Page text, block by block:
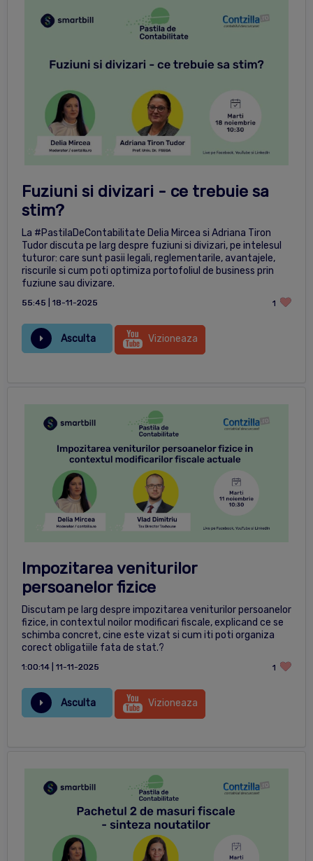
Fuziuni si divizari - ce trebuie sa
stim?
La #PastilaDeContabilitate Delia Mircea si Adriana Tiron
Tudor discuta pe larg despre fuziuni si divizari, pe intelesul
tuturor: care sunt pasii legali, reglementarile, avantajele,
riscurile si cum poti optimiza portofoliul de business prin
fuziune sau divizare.
55:45 | 18-11-2025 1
Asculta Vizioneaza
Impozitarea veniturilor
persoanelor fizice
Discutam pe larg despre impozitarea veniturilor persoanelor
fizice, in contextul noilor modificari fiscale, explicand ce se
schimba concret, cine este vizat si cum iti poti organiza
corect obligatiile fata de stat.?
1:00:14 | 11-11-2025 1
Asculta Vizioneaza